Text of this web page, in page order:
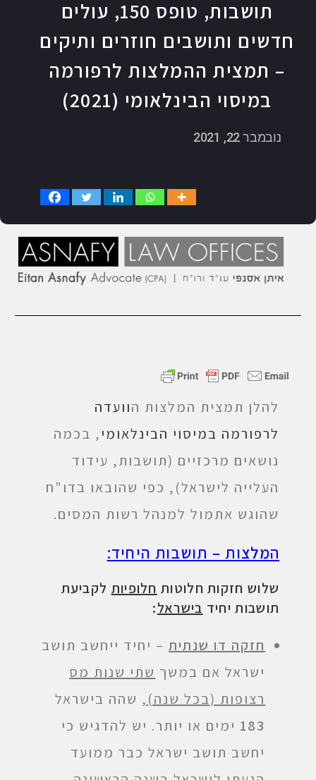
תושבות, טופס 150, עולים
חדשים ותושבים חוזרים ותיקים
– תמצית ההמלצות לרפורמה
במיסוי הבינלאומי (2021)
נובמבר 22, 2021
להלן תמצית המלצות הוועדה
לרפורמה במיסוי הבינלאומי, בכמה
נושאים מרכזיים (תושבות, עידוד
העלייה לישראל), כפי שהובאו בדו"ח
שהוגש אתמול למנהל רשות המסים.
המלצות – תושבות היחיד:
שלוש חזקות חלוטות חלופיות לקביעת
תושבות יחיד בישראל:
חזקה דו שנתית– יחיד ייחשב תושב
ישראל אם במשך שתי שנות מס
רצופות (בכל שנה), שהה בישראל
183 ימים או יותר. יש להדגיש כי
יחשב תושב ישראל כבר ממועד